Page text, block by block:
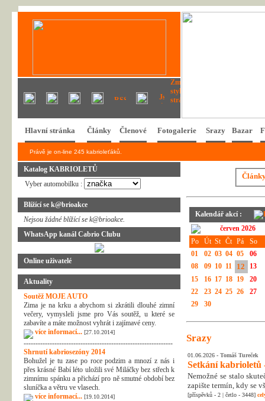
Hlavní stránka Články Členové Fotogalerie Srazy Bazar
Právě je on-line 245 kabrioleťáků.
Katalog KABRIOLETŮ
Vyber automobilku :
Blížící se k@brioakce
Nejsou žádné blížící se k@brioakce.
WhatsApp kanál Cabrio Clubu
Online uživatelé
Aktuality
Soutěž MOJE AUTO
Zima je na krku a abychom si zkrátili dlouhé zimní
večery, vymysleli jsme pro Vás soutěž, u které se
zabavíte a máte možnost vyhrát i zajímavé ceny.
více informací... [27.10.2014]
---------------------------------------------------------------
Shrnutí kabriosezóny 2014
Bohužel je tu zase po roce podzim a mnozí z nás i
přes krásné Babí léto uložili své Miláčky bez střech k
zimnímu spánku a přichází pro ně smutné období bez
sluníčka a větru ve vlasech.
více informací... [19.10.2014]
Kalendář akcí :
červen 2026
Po
Út St Čt Pá
So
01
02 03 04 05
06
08
09 10 11 12
13
15
16 17 18 19
20
22
23 24 25 26
27
29
30
Srazy
01.06.2026 - Tomáš Tureček
Setkání kabrioletů
Nemožné se stalo
zapište termín, kdy se
[příspěvků - 2 | četlo - 3448]